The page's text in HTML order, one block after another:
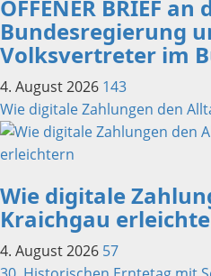
OFFENER BRIEF
Bundesregierung
Volksvertreter im
4. August 2026 143
Wie digitale Zahlungen den
Wie digitale
Kraichgau
4. August 2026 57